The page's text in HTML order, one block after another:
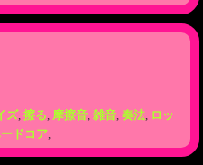
ズ, 擦る, 摩擦音, 雑音, 奏法, ロッ
ドコア,